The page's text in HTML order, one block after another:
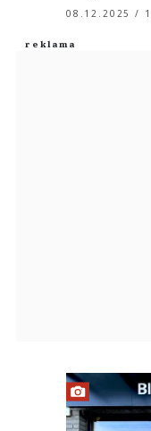
08.12.2025 /